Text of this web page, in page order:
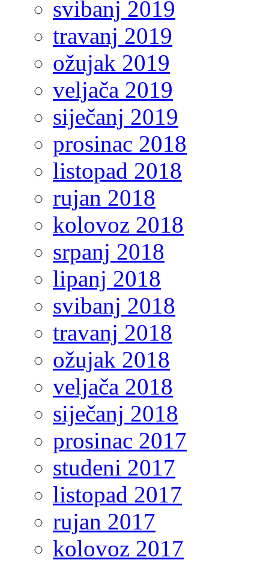
svibanj 2019
travanj 2019
ožujak 2019
veljača 2019
siječanj 2019
prosinac 2018
listopad 2018
rujan 2018
kolovoz 2018
srpanj 2018
lipanj 2018
svibanj 2018
travanj 2018
ožujak 2018
veljača 2018
siječanj 2018
prosinac 2017
studeni 2017
listopad 2017
rujan 2017
kolovoz 2017